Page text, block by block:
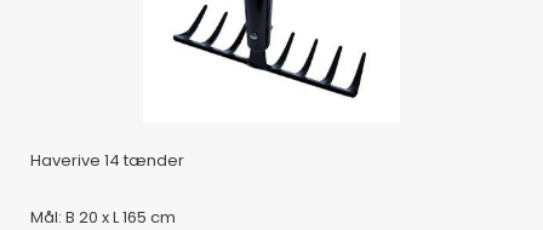
Haverive 14 tænder
Mål: B 20 x L 165 cm